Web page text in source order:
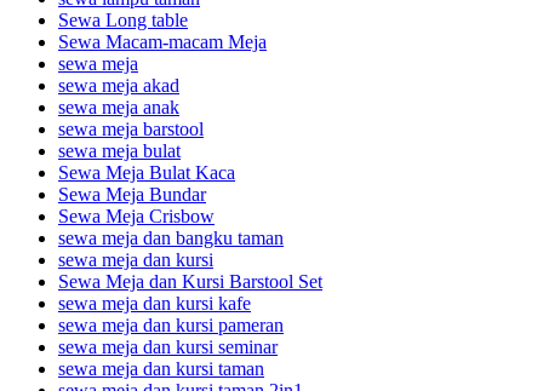
Sewa Long table
Sewa Macam-macam Meja
sewa meja
sewa meja akad
sewa meja anak
sewa meja barstool
sewa meja bulat
Sewa Meja Bulat Kaca
Sewa Meja Bundar
Sewa Meja Crisbow
sewa meja dan bangku taman
sewa meja dan kursi
Sewa Meja dan Kursi Barstool Set
sewa meja dan kursi kafe
sewa meja dan kursi pameran
sewa meja dan kursi seminar
sewa meja dan kursi taman